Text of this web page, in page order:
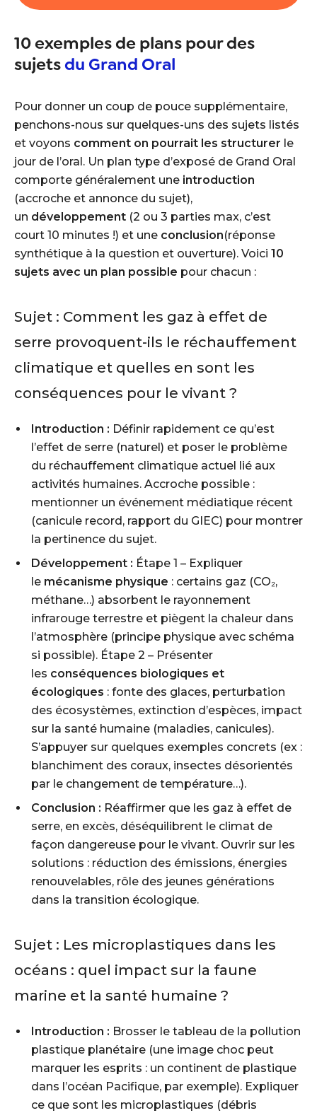
10 exemples de plans pour des
sujetsdu Grand Oral
Pour donner un coup de pouce supplémentaire,
penchons-nous sur quelques-uns des sujets listés
et voyons comment on pourrait les structurer le
jour de l’oral. Un plan type d’exposé de Grand Oral
comporte généralement une introduction
(accroche et annonce du sujet),
un développement (2 ou 3 parties max, c’est
court 10 minutes !) et une conclusion(réponse
synthétique à la question et ouverture). Voici 10
sujets avec un plan possible pour chacun :
Sujet : Comment les gaz à effet de
serre provoquent-ils le réchauffement
climatique et quelles en sont les
conséquences pour le vivant ?
Introduction : Définir rapidement ce qu’est
l’effet de serre (naturel) et poser le problème
du réchauffement climatique actuel lié aux
activités humaines. Accroche possible :
mentionner un événement médiatique récent
(canicule record, rapport du GIEC) pour montrer
la pertinence du sujet.
Développement : Étape 1 – Expliquer
le mécanisme physique : certains gaz (CO₂,
méthane…) absorbent le rayonnement
infrarouge terrestre et piègent la chaleur dans
l’atmosphère (principe physique avec schéma
si possible). Étape 2 – Présenter
les conséquences biologiques et
écologiques : fonte des glaces, perturbation
des écosystèmes, extinction d’espèces, impact
sur la santé humaine (maladies, canicules).
S’appuyer sur quelques exemples concrets (ex :
blanchiment des coraux, insectes désorientés
par le changement de température…).
Conclusion : Réaffirmer que les gaz à effet de
serre, en excès, déséquilibrent le climat de
façon dangereuse pour le vivant. Ouvrir sur les
solutions : réduction des émissions, énergies
renouvelables, rôle des jeunes générations
dans la transition écologique.
Sujet : Les microplastiques dans les
océans : quel impact sur la faune
marine et la santé humaine ?
Introduction : Brosser le tableau de la pollution
plastique planétaire (une image choc peut
marquer les esprits : un continent de plastique
dans l’océan Pacifique, par exemple). Expliquer
ce que sont les microplastiques (débris